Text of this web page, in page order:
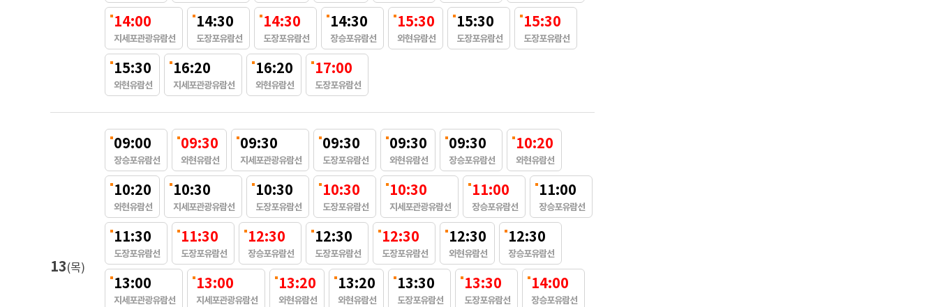
14:00
지세포관광유람선
14:30
도장포유람선
14:30
도장포유람선
14:30
장승포유람선
15:30
와현유람선
15:30
도장포유람선
15:30
도장포유람선
15:30
와현유람선
16:20
지세포관광유람선
16:20
와현유람선
17:00
도장포유람선
13(목)
09:00
장승포유람선
09:30
와현유람선
09:30
지세포관광유람선
09:30
도장포유람선
09:30
와현유람선
09:30
장승포유람선
10:20
와현유람선
10:20
와현유람선
10:30
지세포관광유람선
10:30
도장포유람선
10:30
도장포유람선
10:30
지세포관광유람선
11:00
장승포유람선
11:00
장승포유람선
11:30
도장포유람선
11:30
도장포유람선
12:30
장승포유람선
12:30
도장포유람선
12:30
도장포유람선
12:30
와현유람선
12:30
장승포유람선
13:00
지세포관광유람선
13:00
지세포관광유람선
13:20
와현유람선
13:20
와현유람선
13:30
도장포유람선
13:30
도장포유람선
14:00
장승포유람선